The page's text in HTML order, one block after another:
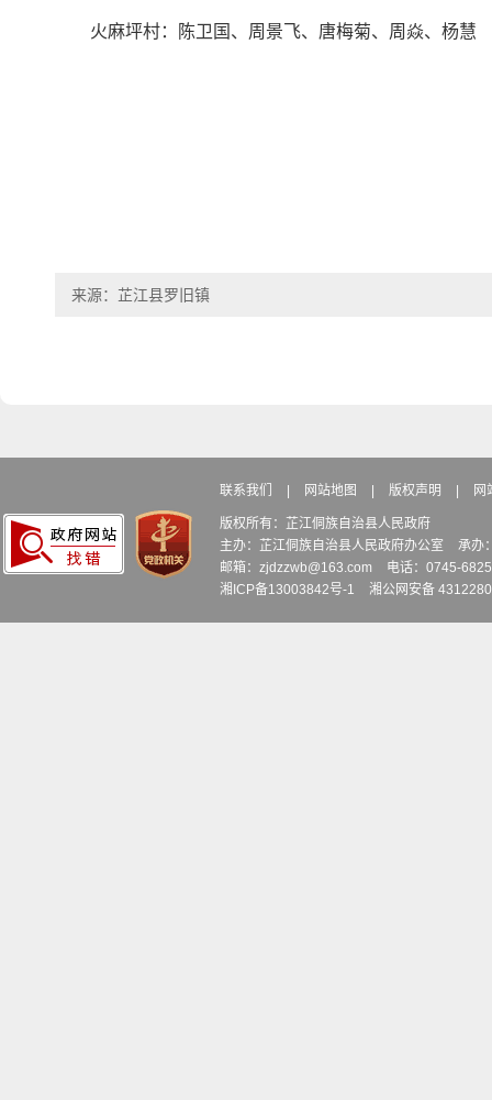
火麻坪村：陈卫国、周景飞、唐梅菊、周焱、杨慧
来源：芷江县罗旧镇
联系我们 网站地图 版权声明 网
版权所有：芷江侗族自治县人民政府
主办：芷江侗族自治县人民政府办公室
承办
邮箱：zjdzzwb@163.com
电话：0745-
湘ICP备13003842号-1
湘公网安备